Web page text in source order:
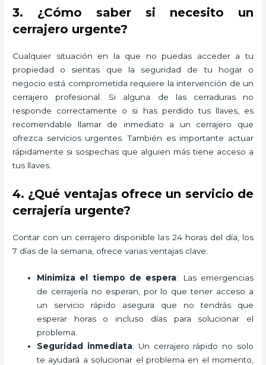
3. ¿Cómo saber si necesito un
cerrajero urgente?
Cualquier situación en la que no puedas acceder a tu
propiedad o sientas que la seguridad de tu hogar o
negocio está comprometida requiere la intervención de un
cerrajero profesional. Si alguna de las cerraduras no
responde correctamente o si has perdido tus llaves, es
recomendable llamar de inmediato a un cerrajero que
ofrezca servicios urgentes. También es importante actuar
rápidamente si sospechas que alguien más tiene acceso a
tus llaves.
4. ¿Qué ventajas ofrece un servicio de
cerrajería urgente?
Contar con un cerrajero disponible las 24 horas del día, los
7 días de la semana, ofrece varias ventajas clave:
Minimiza el tiempo de espera: Las emergencias
de cerrajería no esperan, por lo que tener acceso a
un servicio rápido asegura que no tendrás que
esperar horas o incluso días para solucionar el
problema.
Seguridad inmediata: Un cerrajero rápido no solo
te ayudará a solucionar el problema en el momento,